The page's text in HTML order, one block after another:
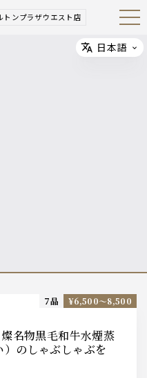
トンプラザウエスト店 Open
Navig
）のしゃぶしゃぶを
7品 ¥6,500〜8,500
Select
日本語